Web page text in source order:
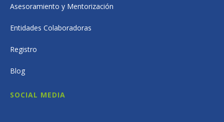
Asesoramiento y Mentorización
Entidades Colaboradoras
Registro
Blog
SOCIAL MEDIA